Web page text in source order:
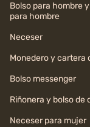
Bolso para hombre
para hombre
Neceser
Monedero y cartera
Bolso messenger
Riñonera y bolso de
Neceser para mujer